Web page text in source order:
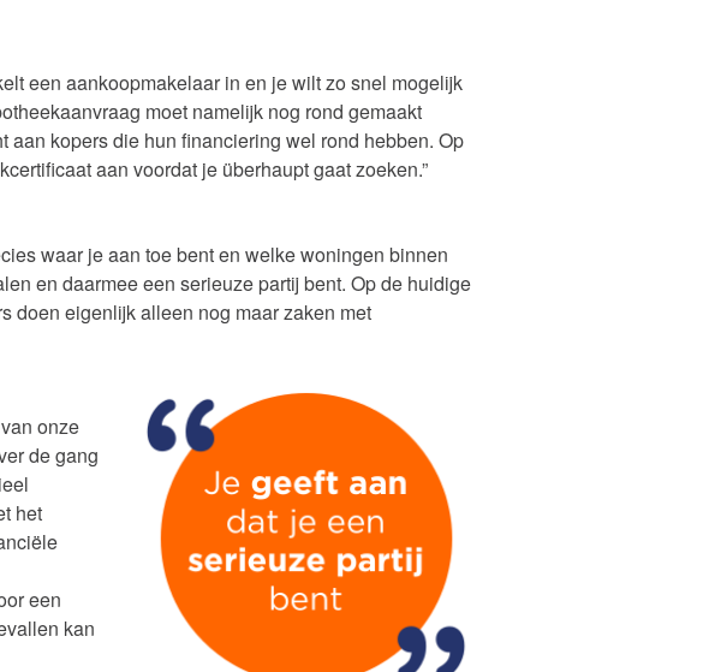
een aankoopmakelaar in en je wilt zo snel mogelijk
moet namelijk nog rond gemaakt
kopers die hun financiering wel rond hebben. Op
aan voordat je überhaupt gaat zoeken.”
waar je aan toe bent en welke woningen binnen
en daarmee een serieuze partij bent. Op de huidige
doen eigenlijk alleen nog maar zaken met
onze
de gang
het
een
kan